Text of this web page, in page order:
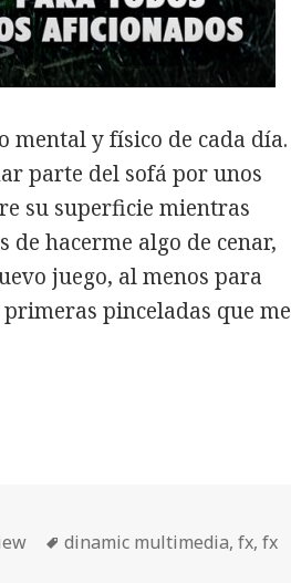
mental y físico de cada día.
parte del sofá por unos
su superficie mientras
de hacerme algo de cenar,
juego, al menos para
pinceladas que me
Etiquetas
dinamic multimedia,fx,fx